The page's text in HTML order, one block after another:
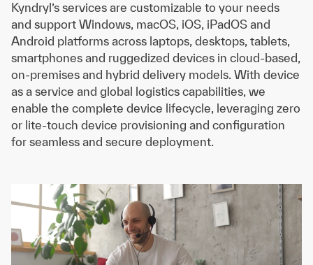
Kyndryl’s services are customizable to your needs
and support Windows, macOS, iOS, iPadOS and
Android platforms across laptops, desktops, tablets,
smartphones and ruggedized devices in cloud-based,
on-premises and hybrid delivery models. With device
as a service and global logistics capabilities, we
enable the complete device lifecycle, leveraging zero
or lite-touch device provisioning and configuration
for seamless and secure deployment.